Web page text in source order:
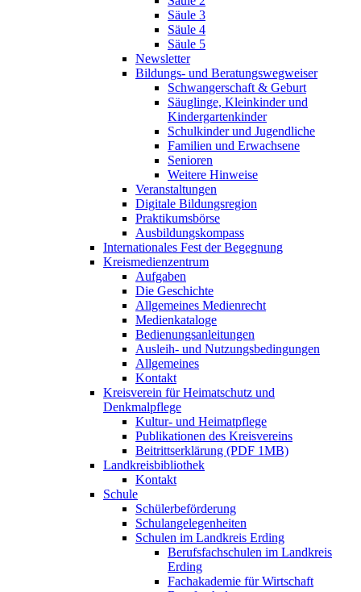
Säule 3
Säule 4
Säule 5
Newsletter
Bildungs- und Beratungswegweiser
Schwangerschaft & Geburt
Säuglinge, Kleinkinder und
Kindergartenkinder
Schulkinder und Jugendliche
Familien und Erwachsene
Senioren
Weitere Hinweise
Veranstaltungen
Digitale Bildungsregion
Praktikumsbörse
Ausbildungskompass
Internationales Fest der Begegnung
Kreismedienzentrum
Aufgaben
Die Geschichte
Allgemeines Medienrecht
Medienkataloge
Bedienungsanleitungen
Ausleih- und Nutzungsbedingungen
Allgemeines
Kontakt
Kreisverein für Heimatschutz und
Denkmalpflege
Kultur- und Heimatpflege
Publikationen des Kreisvereins
Beitrittserklärung (PDF 1MB)
Landkreisbibliothek
Kontakt
Schule
Schülerbeförderung
Schulangelegenheiten
Schulen im Landkreis Erding
Berufsfachschulen im Landkreis
Erding
Fachakademie für Wirtschaft